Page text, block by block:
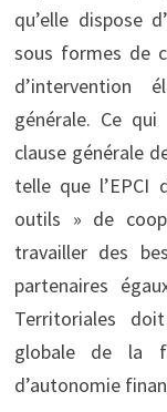
qu’elle dispose
sous formes de
d’intervention
générale. Ce
clause générale
telle que l’EPCI
outils » de
travailler des
partenaires
Territoriales
globale de la
d’autonomie